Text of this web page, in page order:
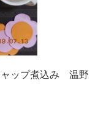
ップ煮込み 温野